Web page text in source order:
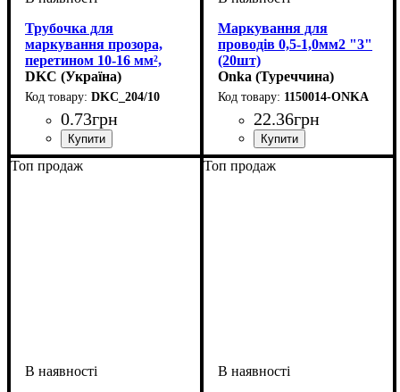
Трубочка для
маркування прозора,
перетином 10-16 мм²,
довжина 10 мм, 4
символу
DKC (Україна)
DKC_204/10
0.73грн
Обладнання: трубка
Для перетину, мм2: 10-16
Довжина, мм: 10
Маркування для
проводів 0,5-1,0мм2 "3"
(20шт)
Onka (Туреччина)
1150014-ONKA
22.36грн
Обладнання: засувка
Для перетину, мм2: 0,5-1
Символ: 3
Топ продаж Топ продаж